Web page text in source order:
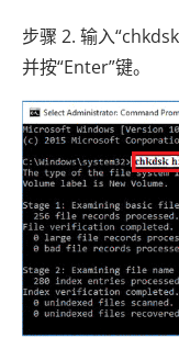
步骤 2. 输入
并按“Enter”键。